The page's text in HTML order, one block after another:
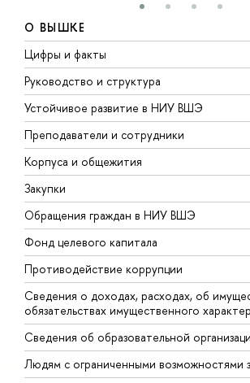
О ВЫШКЕ
Цифры и факты
Руководство и структура
Устойчивое развитие в НИУ ВШЭ
Преподаватели и сотрудники
Корпуса и общежития
Закупки
Обращения граждан в НИУ ВШЭ
Фонд целевого капитала
Противодействие коррупции
Сведения о доходах, расходах, об
обязательствах имущественного
Сведения об образовательной
Людям с ограниченными возможностями